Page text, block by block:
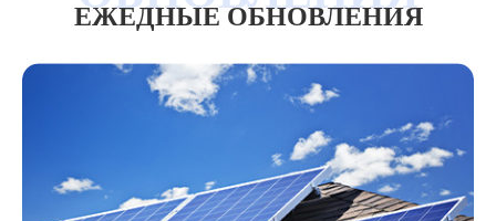
ЕЖЕДНЫЕ ОБНОВЛЕНИЯ